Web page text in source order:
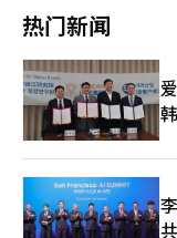
者的参与和传播能够
报道经人工智能（AI）
其中女子组观众为
用这些粉丝特性，增
SOOP将通过比赛转
视频剪辑等方式，扩大与粉丝的接
在电子竞技运营方面
营，积累了选手管理
SOOP计划在职业排球
育内容市场中，获取
之间的结合案例也在
用户基础迅速扩大。
力，用户可与AI角色
计划进军美国，目标
机构的AI转型业务，
案，支持企业AI转型
业务的扩展，实现盈
争，公司计划通过服
示：“去年的J曲线增
面展开和全球市场拓
服务公司。”※ 本报
热门新闻